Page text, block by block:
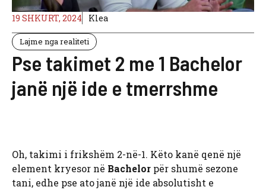
19 SHKURT, 2024 Klea
Lajme nga realiteti
Pse takimet 2 me 1 Bachelor
janë një ide e tmerrshme
Oh, takimi i frikshëm 2-në-1. Këto kanë qenë një
element kryesor në Bachelor për shumë sezone
tani, edhe pse ato janë një ide absolutisht e